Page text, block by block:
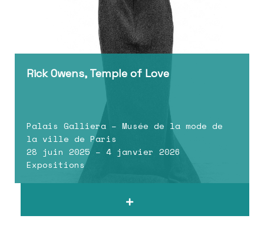
Rick Owens, Temple of Love
Palais Galliera – Musée de la mode de
la ville de Paris
28 juin 2025 – 4 janvier 2026
Expositions